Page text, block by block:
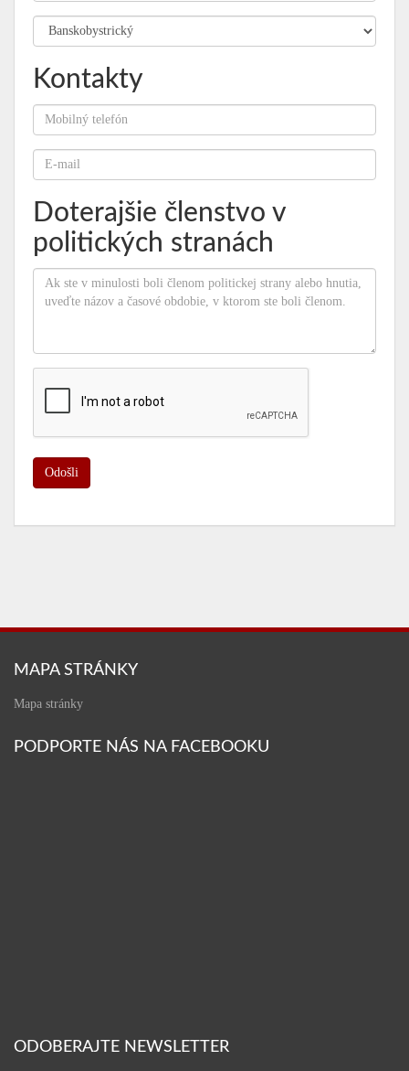
Kontakty
Doterajšie členstvo v
politických stranách
MAPA STRÁNKY
Mapa stránky
PODPORTE NÁS NA FACEBOOKU
ODOBERAJTE NEWSLETTER